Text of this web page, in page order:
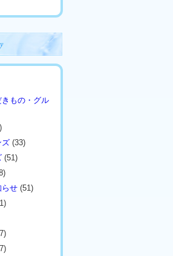
もの・グル
ズ (33)
(51)
らせ (51)